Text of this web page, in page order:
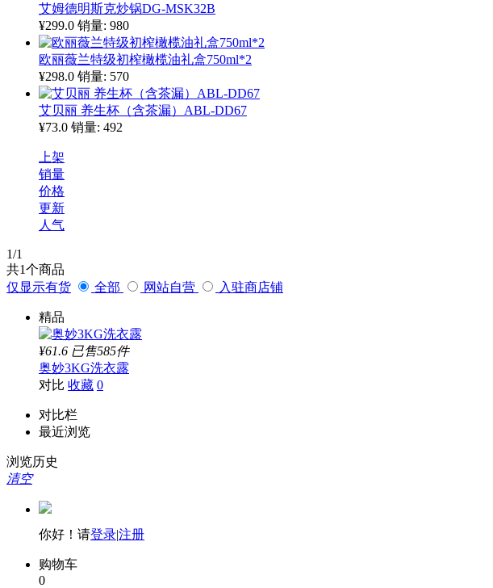
艾姆德明斯克炒锅DG-MSK32B
¥299.0 销量: 980
欧丽薇兰特级初榨橄榄油礼盒750ml*2
¥298.0 销量: 570
艾贝丽 养生杯（含茶漏）ABL-DD67
¥73.0 销量: 492
上架
销量
价格
更新
人气
1/1
共1个商品
仅显示有货
全部 网站自营 入驻商店铺
精品
¥61.6 已售585件
奥妙3KG洗衣露
对比 收藏 0
对比栏
最近浏览
浏览历史
清空
你好！请登录|注册
购物车
0